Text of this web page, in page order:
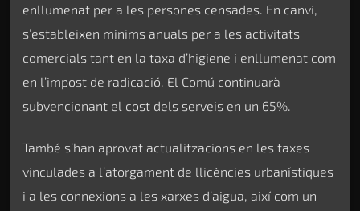
enllumenat per a les persones censades. En canvi,
s’estableixen mínims anuals per a les activitats
comercials tant en la taxa d’higiene i enllumenat com
en l’impost de radicació. El Comú continuarà
subvencionant el cost dels serveis en un 65%.
També s’han aprovat actualitzacions en les taxes
vinculades a l’atorgament de llicències urbanístiques
i a les connexions a les xarxes d’aigua, així com un